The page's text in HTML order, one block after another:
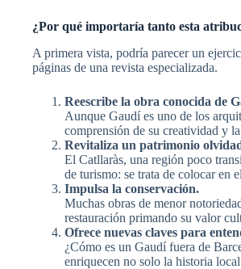
¿Por qué importaría tanto esta
A primera vista, podría parecer un
páginas de una revista especializada.
Reescribe la obra conocida de
Aunque Gaudí es uno de los
comprensión de su creatividad y
Revitaliza un patrimonio
El Catllaràs, una región poco
de turismo: se trata de colocar en
Impulsa la conservación.
Muchas obras de menor
restauración primando su valor
Ofrece nuevas claves para
¿Cómo es un Gaudí fuera de
enriquecen no solo la historia